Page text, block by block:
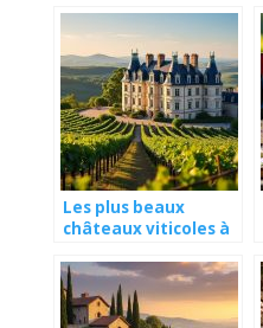
Les plus beaux
châteaux viticoles à